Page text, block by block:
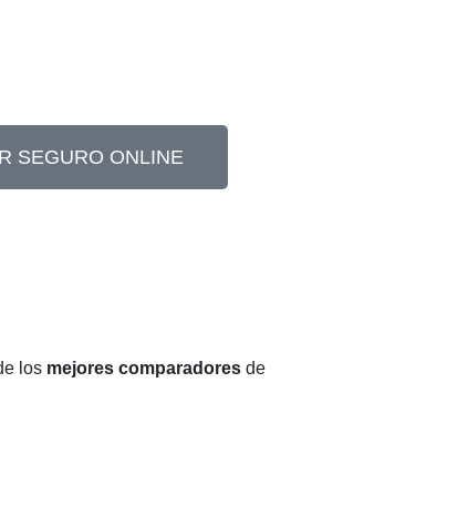
SEGURO ONLINE
los mejores comparadores de